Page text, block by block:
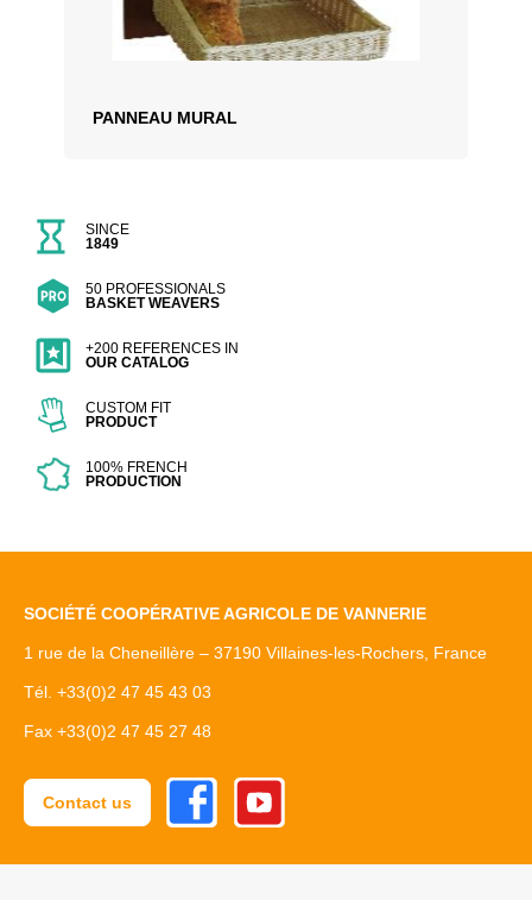
PANNEAU MURAL
SINCE
1849
50 PROFESSIONALS
BASKET WEAVERS
+200 REFERENCES IN
OUR CATALOG
CUSTOM FIT
PRODUCT
100% FRENCH
PRODUCTION
SOCIÉTÉ COOPÉRATIVE AGRICOLE DE VANNERIE
1 rue de la Cheneillère – 37190 Villaines-les-Rochers, France
Tél. +33(0)2 47 45 43 03
Fax +33(0)2 47 45 27 48
Contact us
FacebookYoutube